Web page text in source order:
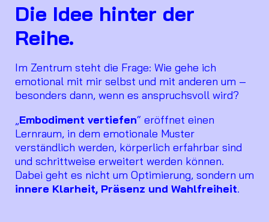
Die Idee hinter der
Reihe.
Im Zentrum steht die Frage: Wie gehe ich
emotional mit mir selbst und mit anderen um –
besonders dann, wenn es anspruchsvoll wird?
„Embodiment vertiefen“ eröffnet einen
Lernraum, in dem emotionale Muster
verständlich werden, körperlich erfahrbar sind
und schrittweise erweitert werden können.
Dabei geht es nicht um Optimierung, sondern um
innere Klarheit, Präsenz und Wahlfreiheit.